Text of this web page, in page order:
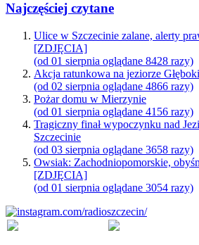
Najczęściej czytane
Ulice w Szczecinie zalane, alerty
[ZDJĘCIA]
(od 01 sierpnia oglądane 8428 razy)
Akcja ratunkowa na jeziorze
(od 02 sierpnia oglądane 4866 razy)
Pożar domu w Mierzynie
(od 01 sierpnia oglądane 4156 razy)
Tragiczny finał wypoczynku nad
Szczecinie
(od 03 sierpnia oglądane 3658 razy)
Owsiak: Zachodniopomorskie,
[ZDJĘCIA]
(od 01 sierpnia oglądane 3054 razy)